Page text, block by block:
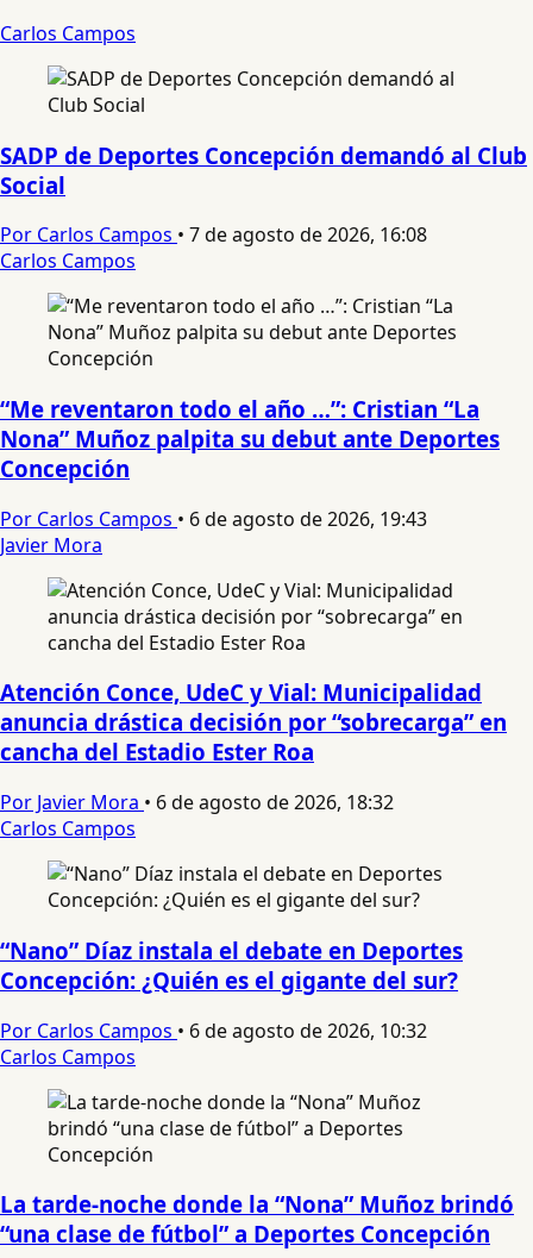
Carlos Campos
SADP de Deportes Concepción demandó al Club
Social
Por Carlos Campos • 7 de agosto de 2026, 16:08
Carlos Campos
“Me reventaron todo el año …”: Cristian “La
Nona” Muñoz palpita su debut ante Deportes
Concepción
Por Carlos Campos • 6 de agosto de 2026, 19:43
Javier Mora
Atención Conce, UdeC y Vial: Municipalidad
anuncia drástica decisión por “sobrecarga” en
cancha del Estadio Ester Roa
Por Javier Mora • 6 de agosto de 2026, 18:32
Carlos Campos
“Nano” Díaz instala el debate en Deportes
Concepción: ¿Quién es el gigante del sur?
Por Carlos Campos • 6 de agosto de 2026, 10:32
Carlos Campos
La tarde-noche donde la “Nona” Muñoz brindó
“una clase de fútbol” a Deportes Concepción